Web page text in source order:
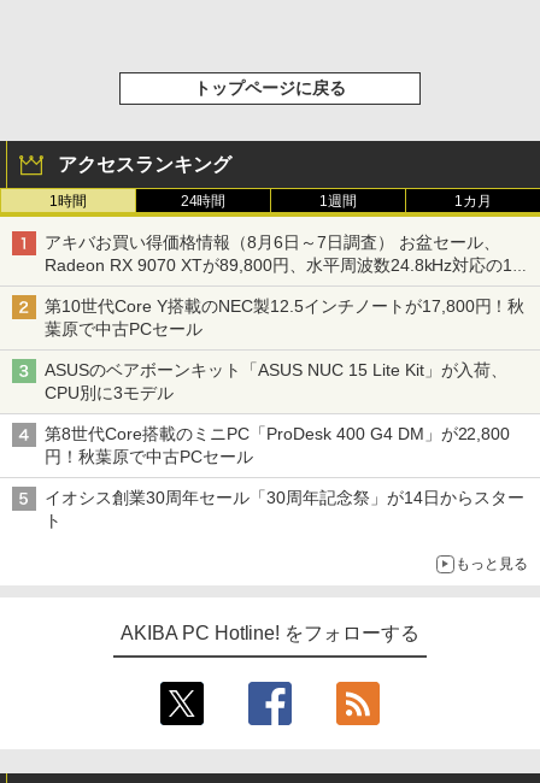
トップページに戻る
アクセスランキング
1時間 24時間 1週間 1カ月
アキバお買い得価格情報（8月6日～7日調査） お盆セール、
Radeon RX 9070 XTが89,800円、水平周波数24.8kHz対応の17
型モニターが9,801円、暑さ指数連動セール ほか
第10世代Core Y搭載のNEC製12.5インチノートが17,800円！秋
葉原で中古PCセール
ASUSのベアボーンキット「ASUS NUC 15 Lite Kit」が入荷、
CPU別に3モデル
第8世代Core搭載のミニPC「ProDesk 400 G4 DM」が22,800
円！秋葉原で中古PCセール
イオシス創業30周年セール「30周年記念祭」が14日からスター
ト
もっと見る
AKIBA PC Hotline! をフォローする